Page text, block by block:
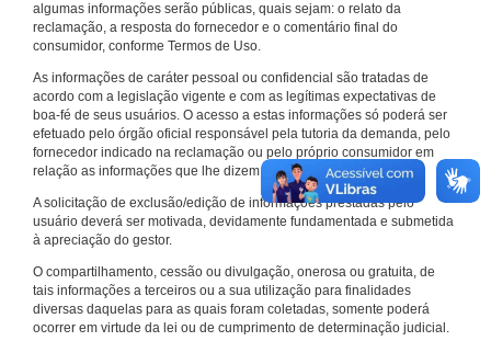
algumas informações serão públicas, quais sejam: o relato da
reclamação, a resposta do fornecedor e o comentário final do
consumidor, conforme Termos de Uso.
As informações de caráter pessoal ou confidencial são tratadas de
acordo com a legislação vigente e com as legítimas expectativas de
boa-fé de seus usuários. O acesso a estas informações só poderá ser
efetuado pelo órgão oficial responsável pela tutoria da demanda, pelo
fornecedor indicado na reclamação ou pelo próprio consumidor em
relação as informações que lhe dizem respeito.
A solicitação de exclusão/edição de informações prestadas pelo
usuário deverá ser motivada, devidamente fundamentada e submetida
à apreciação do gestor.
O compartilhamento, cessão ou divulgação, onerosa ou gratuita, de
tais informações a terceiros ou a sua utilização para finalidades
diversas daquelas para as quais foram coletadas, somente poderá
ocorrer em virtude da lei ou de cumprimento de determinação judicial.